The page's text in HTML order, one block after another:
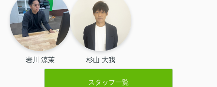
岩川 涼茉 杉山 大我
スタッフ一覧